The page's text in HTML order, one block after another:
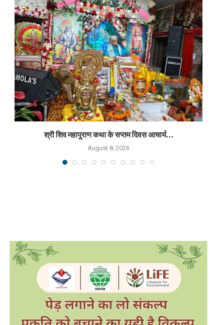
श्री शिव महापुराण कथा के सप्तम दिवस आचार्य...
August 8, 2026